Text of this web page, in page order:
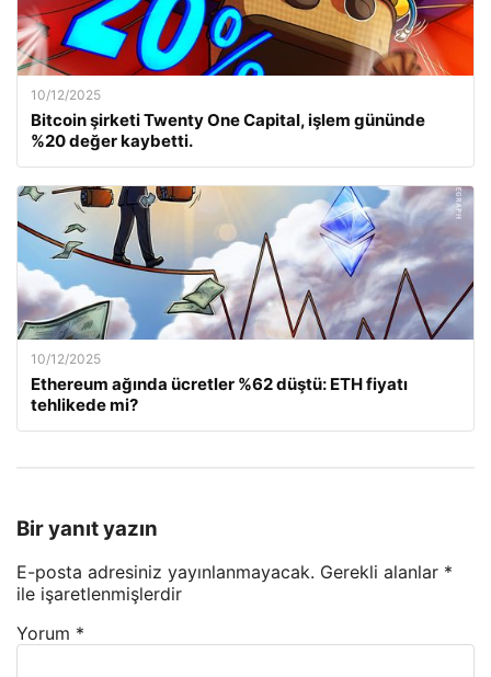
10/12/2025
Bitcoin şirketi Twenty One Capital, işlem gününde
%20 değer kaybetti.
10/12/2025
Ethereum ağında ücretler %62 düştü: ETH fiyatı
tehlikede mi?
Bir yanıt yazın
E-posta adresiniz yayınlanmayacak. Gerekli alanlar *
ile işaretlenmişlerdir
Yorum *